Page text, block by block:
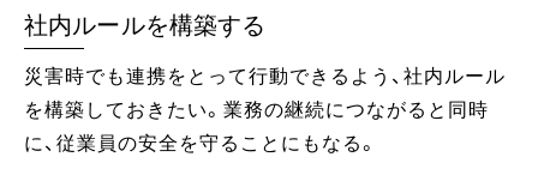
社内ルールを構築する
災害時でも連携をとって行動できるよう、社内ルール
を構築しておきたい。業務の継続につながると同時
に、従業員の安全を守ることにもなる。